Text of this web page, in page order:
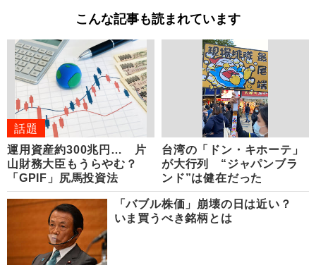
こんな記事も読まれています
話題
運用資産約300兆円… 片
山財務大臣もうらやむ？
「GPIF」尻馬投資法
台湾の「ドン・キホーテ」
が大行列 “ジャパンブラ
ンド”は健在だった
「バブル株価」崩壊の日は近い？
いま買うべき銘柄とは